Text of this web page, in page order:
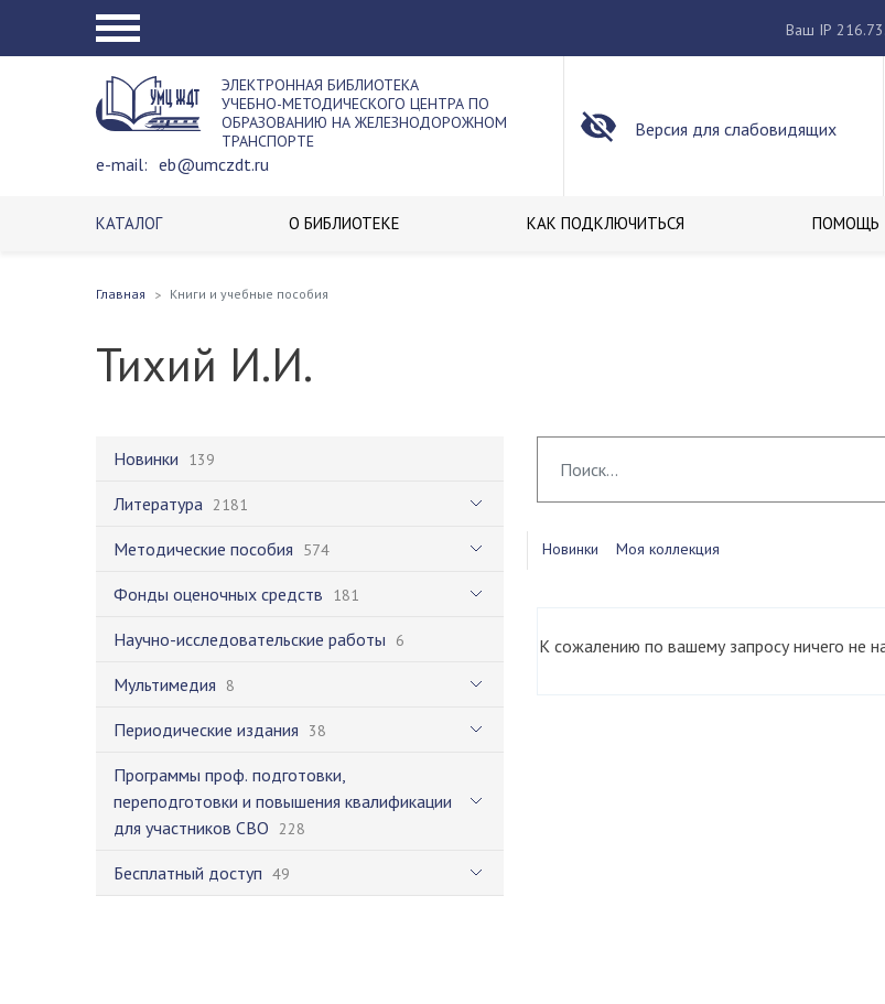
Ваш IP
ЭЛЕКТРОННАЯ БИБЛИОТЕКА
УЧЕБНО-МЕТОДИЧЕСКОГО ЦЕНТРА ПО
ОБРАЗОВАНИЮ НА ЖЕЛЕЗНОДОРОЖНОМ
ТРАНСПОРТЕ
e-mail: eb@umczdt.ru
Версия для слабовидящих
КАТАЛОГ О БИБЛИОТЕКЕ КАК ПОДКЛЮЧИТЬСЯ ПОМОЩЬ
Главная Книги и учебные пособия
Тихий И.И.
Новинки 139
Литература 2181
Методические пособия 574
Фонды оценочных средств 181
Научно-исследовательские работы 6
Мультимедия 8
Периодические издания 38
Программы проф. подготовки,
переподготовки и повышения квалификации
для участников СВО 228
Бесплатный доступ 49
Новинки Моя коллекция
К сожалению по вашему запросу ничего не